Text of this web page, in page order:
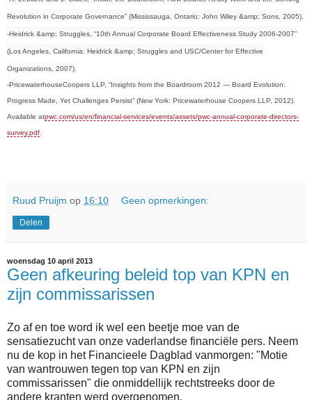
Revolution in Corporate Governance” (Mississauga, Ontario: John Wiley &amp; Sons, 2005).
-Heidrick &amp; Struggles, “10th Annual Corporate Board Effectiveness Study 2006-2007”
(Los Angeles, California: Heidrick &amp; Struggles and USC/Center for Effective
Organizations, 2007).
-PricewaterhouseCoopers LLP, “Insights from the Boardroom 2012 — Board Evolution:
Progress Made, Yet Challenges Persist” (New York: Pricewaterhouse Coopers LLP, 2012).
Available atpwc.com/us/en/financial-services/events/assets/pwc-annual-corporate-directors-
survey.pdf.
Ruud Pruijm op 16:10 Geen opmerkingen:
Delen
woensdag 10 april 2013
Geen afkeuring beleid top van KPN en
zijn commissarissen
Zo af en toe word ik wel een beetje moe van de
sensatiezucht van onze vaderlandse financiële pers. Neem
nu de kop in het Financieele Dagblad vanmorgen: "Motie
van wantrouwen tegen top van KPN en zijn
commissarissen" die onmiddellijk rechtstreeks door de
andere kranten werd overgenomen.